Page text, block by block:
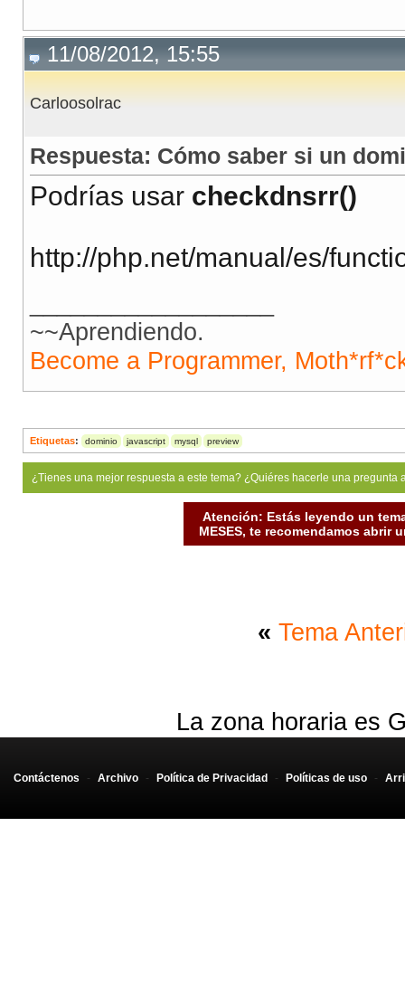
11/08/2012, 15:55
Carloosolrac
Respuesta: Cómo saber si un
Podrías usar checkdnsrr()
http://php.net/manual/es/
~~Aprendiendo.
Become a Programmer,
Etiquetas: dominio javascript mysql preview
¿Tienes una mejor respuesta a este tema? ¿Quiéres hacerle una
Atención: Estás leyendo un
MESES, te recomendamos abrir
« Tema
La zona horaria es
Contáctenos - Archivo - Política de Privacidad - Políticas de uso -